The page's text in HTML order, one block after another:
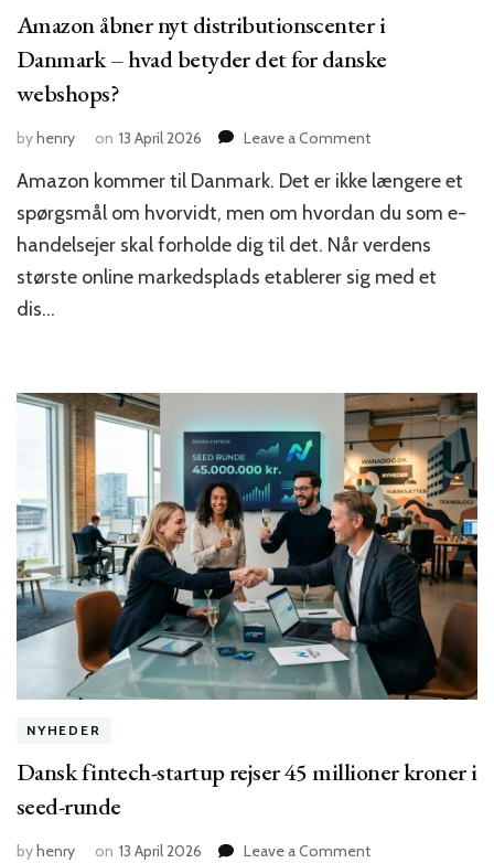
Amazon åbner nyt distributionscenter i
Danmark – hvad betyder det for danske
webshops?
byhenry on 13 April 2026 Leave a Commenton
åbner
nyt
i
Danmark
for
danske
webshops?
Amazon kommer til Danmark. Det er ikke længere et
spørgsmål om hvorvidt, men om hvordan du som e-
handelsejer skal forholde dig til det. Når verdens
største online markedsplads etablerer sig med et
dis…
NYHEDER
Dansk fintech-startup rejser 45 millioner kroner i
seed-runde
by henry on 13 April 2026 Leave a Commenton